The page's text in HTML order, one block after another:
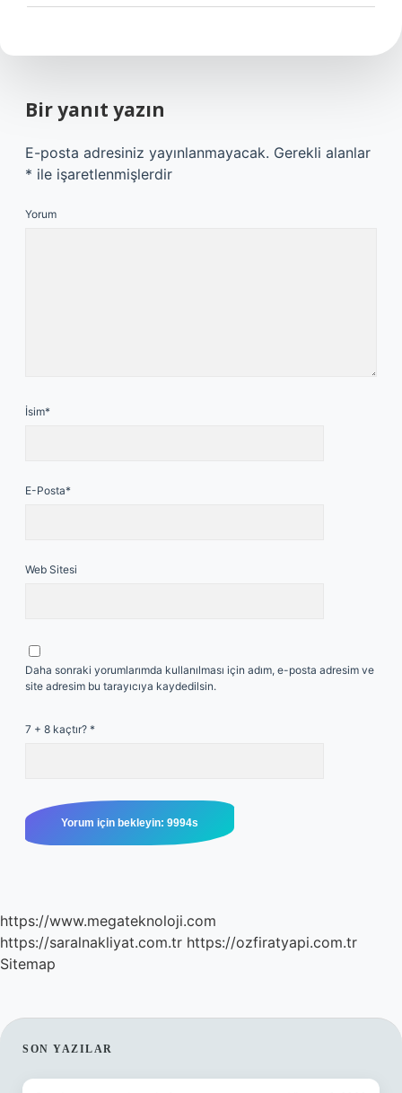
Bir yanıt yazın
E-posta adresiniz yayınlanmayacak. Gerekli alanlar
* ile işaretlenmişlerdir
Yorum
İsim*
E-Posta*
Web Sitesi
Daha sonraki yorumlarımda kullanılması için adım, e-posta adresim ve
site adresim bu tarayıcıya kaydedilsin.
7 + 8 kaçtır? *
https://www.megateknoloji.com
https://saralnakliyat.com.tr https://ozfiratyapi.com.tr
Sitemap
SIDEBAR
SON YAZILAR